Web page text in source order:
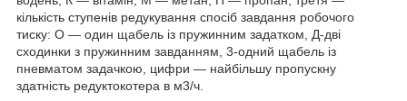
кількість ступенів редукування спосіб завдання робочого
тиску: О — один щабель із пружинним задатком, Д-дві
сходинки з пружинним завданням, 3-одний щабель із
пневматом задачкою, цифри — найбільшу пропускну
здатність редуктокотера в м3/ч.